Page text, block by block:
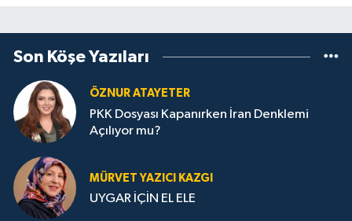
Son Köşe Yazıları
ÖZNUR ATAYETER
PKK Dosyası Kapanırken İran Denklemi
Açılıyor mu?
MÜRVET YAZICI KAZGI
UYGAR İÇİN EL ELE